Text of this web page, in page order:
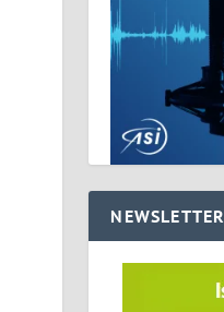
NEWSLETTER